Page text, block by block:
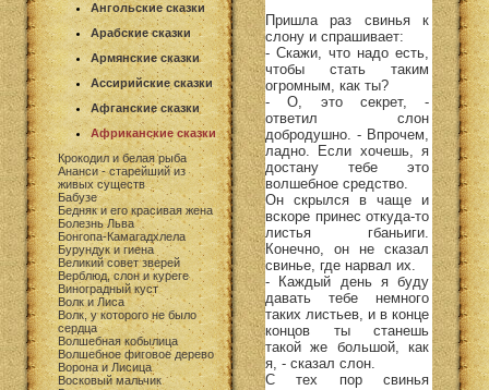
Ангольские сказки
Арабские сказки
Армянские сказки
Ассирийские сказки
Афганские сказки
Африканские сказки
Крокодил и белая рыба
Ананси - старейший из
живых существ
Бабузе
Бедняк и его красивая жена
Болезнь Льва
Бонгопа-Камагадхлела
Бурундук и гиена
Великий совет зверей
Верблюд, слон и куреге
Виноградный куст
Волк и Лиса
Волк, у которого не было
сердца
Волшебная кобылица
Волшебное фиговое дерево
Ворона и Лисица
Восковый мальчик
Пришла раз свинья к
слону и спрашивает:
- Скажи, что надо есть,
чтобы стать таким
огромным, как ты?
- О, это секрет, -
ответил слон
добродушно. - Впрочем,
ладно. Если хочешь, я
достану тебе это
волшебное средство.
Он скрылся в чаще и
вскоре принес откуда-то
листья гбаньиги.
Конечно, он не сказал
свинье, где нарвал их.
- Каждый день я буду
давать тебе немного
таких листьев, и в конце
концов ты станешь
такой же большой, как
я, - сказал слон.
С тех пор свинья